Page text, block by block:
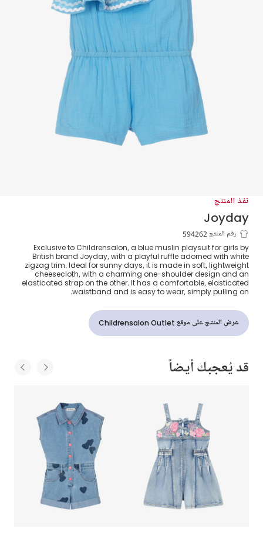
نفذ المنتج
Joyday
بلايسوت بكشكش لون أزرق للبنات
رقم المنتج 594262
Exclusive to Childrensalon, a blue muslin playsuit for girls by
British brand Joyday, with a playful ruffle adorned with white
zigzag trim. Ideal for sunny days, it is made in soft, lightweight
cheesecloth, with a charming one-shoulder design and an
elasticated strap on the other. It has a comfortable, elasticated
waistband and is easy to wear, simply pulling on.
عرض المنتج على موقع Childrensalon Outlet
قد يُعجبك أيضاً